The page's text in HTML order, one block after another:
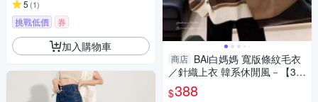
5 (1)
挑戰低價 券
加入購物車
商店 BAi白媽媽 寬版條紋毛衣
／針織上衣 韓系休閒風－【35
0705】
$388